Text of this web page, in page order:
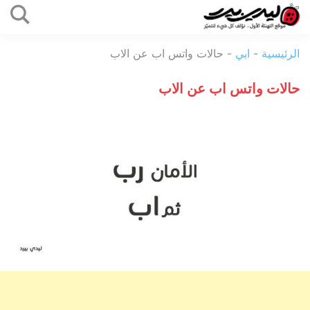
المحتوى
بيرد
الرئيسية - ابي - حالات واتس اب عن الاب
حالات واتس اب عن الاب